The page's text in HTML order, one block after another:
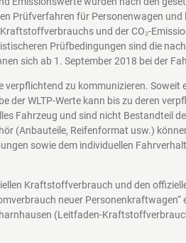
Prüfverfahren für Personenwagen
und der CO₂-
Prüfbedingungen sind die
sich ab 1. September 2018 bei der
verpflichtend zu kommunizieren.
der WLTP-Werte kann bis zu deren
Fahrzeug und sind nicht Bestandteil
(Anbauteile, Reifenformat usw.)
sowie dem individuellen
Kraftstoffverbrauch und den
neuer
(Leitfaden-